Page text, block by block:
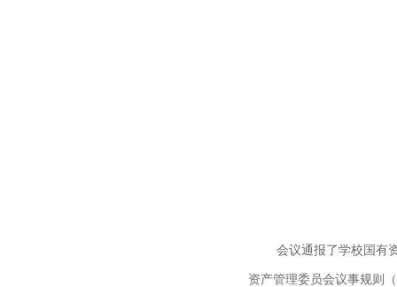
会议通报了学校国有
资产管理委员会议事规则